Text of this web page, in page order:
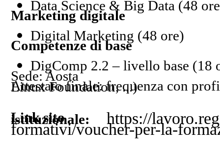
Data Science & Big Data (48
Marketing digitale
Digital Marketing (48 ore)
Competenze di base
DigComp 2.2 – livello base (18
Sede: Aosta
Attestato finale: frequenza con profitto e certificazione con ente terzo (Cisco, Linux Foundation, ...)
Link sito
istituzionale: https://
formativi/voucher-per-la-